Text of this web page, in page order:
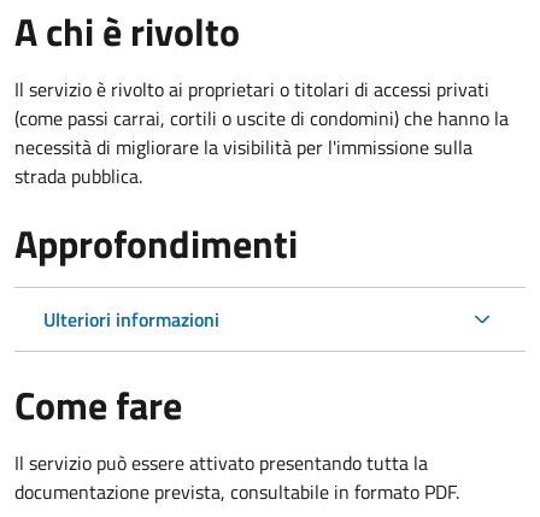
A chi è rivolto
Il servizio è rivolto ai proprietari o titolari di accessi privati
(come passi carrai, cortili o uscite di condomini) che hanno la
necessità di migliorare la visibilità per l'immissione sulla
strada pubblica.
Approfondimenti
Ulteriori informazioni
Come fare
Il servizio può essere attivato presentando tutta la
documentazione prevista, consultabile in formato PDF.